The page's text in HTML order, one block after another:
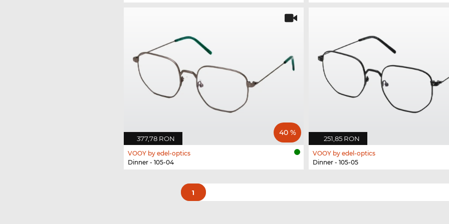
377,78 RON
40 %
VOOY by edel-optics
Dinner - 105-04
251,85 RON
VOOY by edel-optics
Dinner - 105-05
1